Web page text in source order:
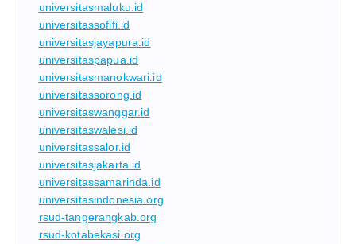
universitasmaluku.id
universitassofifi.id
universitasjayapura.id
universitaspapua.id
universitasmanokwari.id
universitassorong.id
universitaswanggar.id
universitaswalesi.id
universitassalor.id
universitasjakarta.id
universitassamarinda.id
universitasindonesia.org
rsud-tangerangkab.org
rsud-kotabekasi.org